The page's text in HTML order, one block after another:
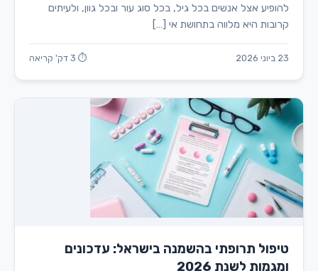
להופיע אצל אנשים בכל גיל, בכל סוג עור ובכל גוון, ולעיתים
קרובות היא מלווה בתחושת אי […]
23 ביוני 2026 ⏱ 3 דק' קריאה
טיפול תרופתי בהשמנה בישראל: עדכונים
ומגמות לשנת 2026